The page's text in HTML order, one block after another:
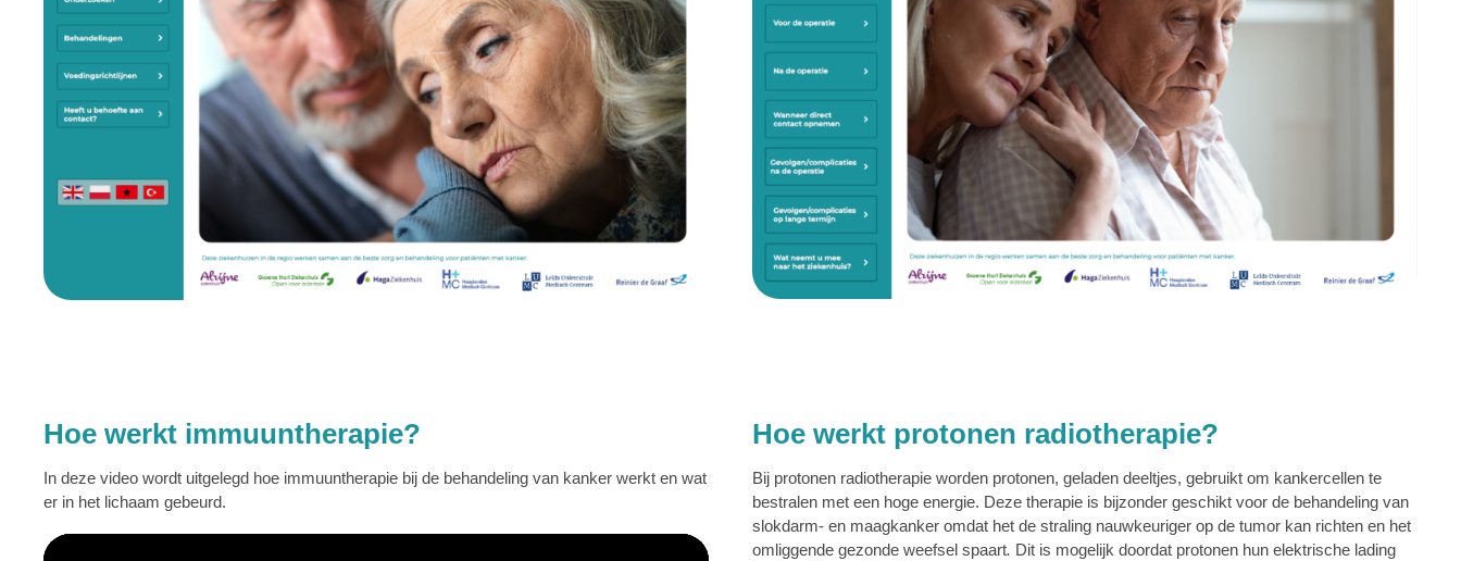
Hoe werkt immuuntherapie?
In deze video wordt uitgelegd hoe immuuntherapie bij de behandeling van kanker werkt en wat
er in het lichaam gebeurd.
Hoe werkt protonen radiotherapie?
Bij protonen radiotherapie worden protonen, geladen deeltjes, gebruikt om kankercellen te
bestralen met een hoge energie. Deze therapie is bijzonder geschikt voor de behandeling van
slokdarm- en maagkanker omdat het de straling nauwkeuriger op de tumor kan richten en het
omliggende gezonde weefsel spaart. Dit is mogelijk doordat protonen hun elektrische lading